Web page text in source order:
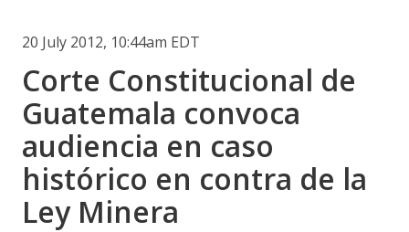
20 July 2012, 10:44am EDT
Corte Constitucional de
Guatemala convoca
audiencia en caso
histórico en contra de la
Ley Minera